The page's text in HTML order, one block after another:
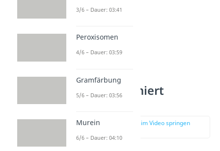
Wie funktioniert
zur Stelle im Video springen
3/6 – Dauer: 03:41
Peroxisomen
4/6 – Dauer: 03:59
Gramfärbung
5/6 – Dauer: 03:56
Murein
6/6 – Dauer: 04:10